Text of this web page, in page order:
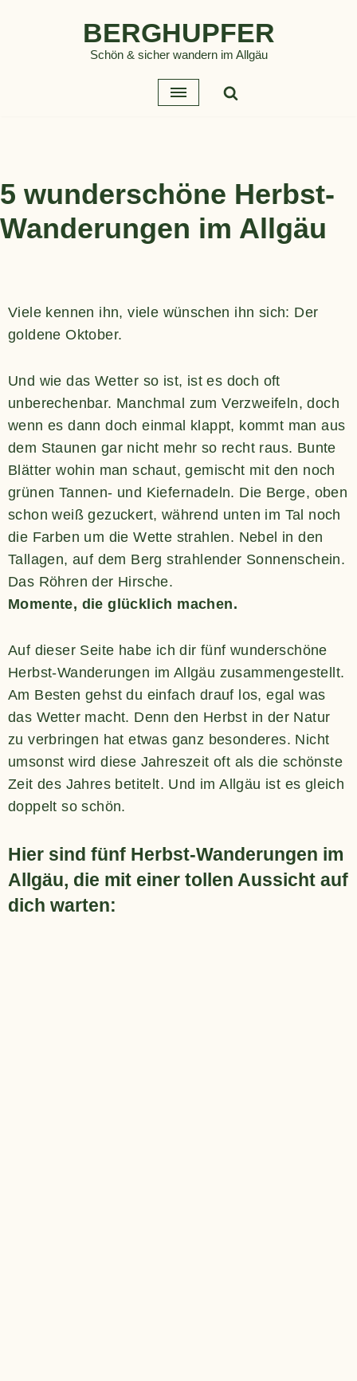
BERGHUPFER
Schön & sicher wandern im Allgäu
5 wunderschöne Herbst-
Wanderungen im Allgäu
Viele kennen ihn, viele wünschen ihn sich: Der
goldene Oktober.
Und wie das Wetter so ist, ist es doch oft
unberechenbar. Manchmal zum Verzweifeln, doch
wenn es dann doch einmal klappt, kommt man aus
dem Staunen gar nicht mehr so recht raus. Bunte
Blätter wohin man schaut, gemischt mit den noch
grünen Tannen- und Kiefernadeln. Die Berge, oben
schon weiß gezuckert, während unten im Tal noch
die Farben um die Wette strahlen. Nebel in den
Tallagen, auf dem Berg strahlender Sonnenschein.
Das Röhren der Hirsche.
Momente, die glücklich machen.
Auf dieser Seite habe ich dir fünf wunderschöne
Herbst-Wanderungen im Allgäu zusammengestellt.
Am Besten gehst du einfach drauf los, egal was
das Wetter macht. Denn den Herbst in der Natur
zu verbringen hat etwas ganz besonderes. Nicht
umsonst wird diese Jahreszeit oft als die schönste
Zeit des Jahres betitelt. Und im Allgäu ist es gleich
doppelt so schön.
Hier sind fünf Herbst-Wanderungen im
Allgäu, die mit einer tollen Aussicht auf
dich warten: